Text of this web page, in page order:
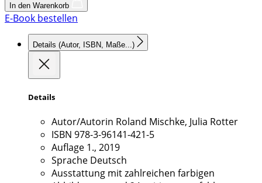
In den Warenkorb
E-Book bestellen
Details (Autor, ISBN, Maße...)
Details
Autor/Autorin Roland Mischke, Julia Rotter
ISBN 978-3-96141-421-5
Auflage 1., 2019
Sprache Deutsch
Ausstattung mit zahlreichen farbigen